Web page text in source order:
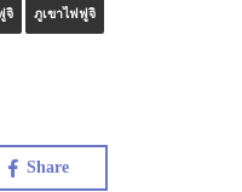
จิ ภูเขาไฟฟูจิ
Share